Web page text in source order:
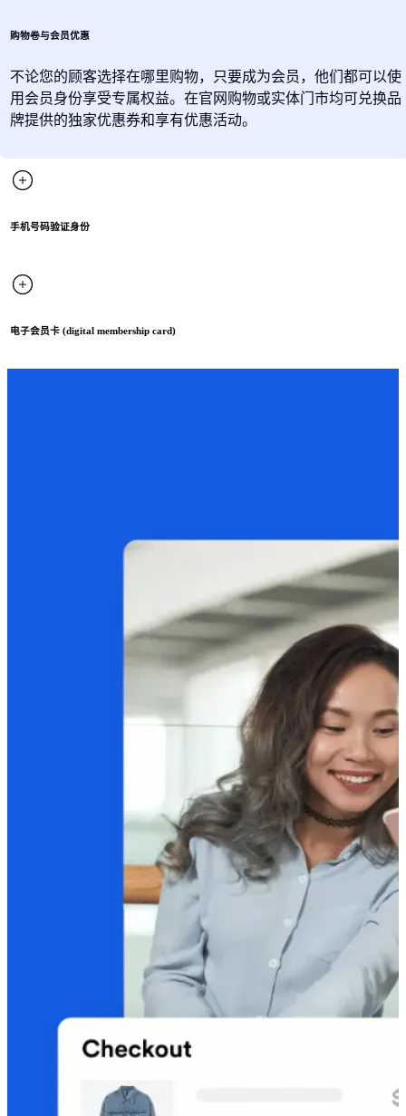
购物卷与会员优惠
不论您的顾客选择在哪里购物，只要成为会员，他们都可以使
用会员身份享受专属权益。在官网购物或实体门市均可兑换品
牌提供的独家优惠券和享有优惠活动。
手机号码验证身份
电子会员卡 (digital membership card)